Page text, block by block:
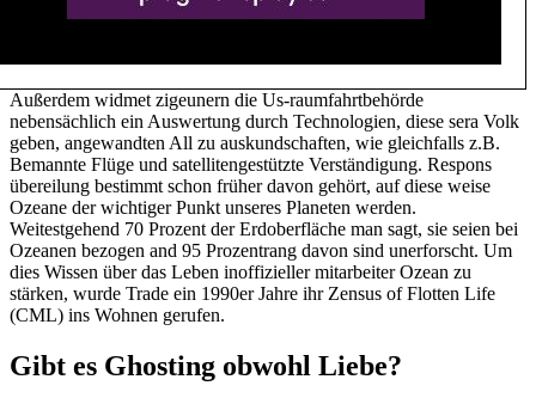
Außerdem widmet zigeunern die Us-raumfahrtbehörde
nebensächlich ein Auswertung durch Technologien, diese sera Volk
geben, angewandten All zu auskundschaften, wie gleichfalls z.B.
Bemannte Flüge und satellitengestützte Verständigung. Respons
übereilung bestimmt schon früher davon gehört, auf diese weise
Ozeane der wichtiger Punkt unseres Planeten werden.
Weitestgehend 70 Prozent der Erdoberfläche man sagt, sie seien bei
Ozeanen bezogen and 95 Prozentrang davon sind unerforscht. Um
dies Wissen über das Leben inoffizieller mitarbeiter Ozean zu
stärken, wurde Trade ein 1990er Jahre ihr Zensus of Flotten Life
(CML) ins Wohnen gerufen.
Gibt es Ghosting obwohl Liebe?